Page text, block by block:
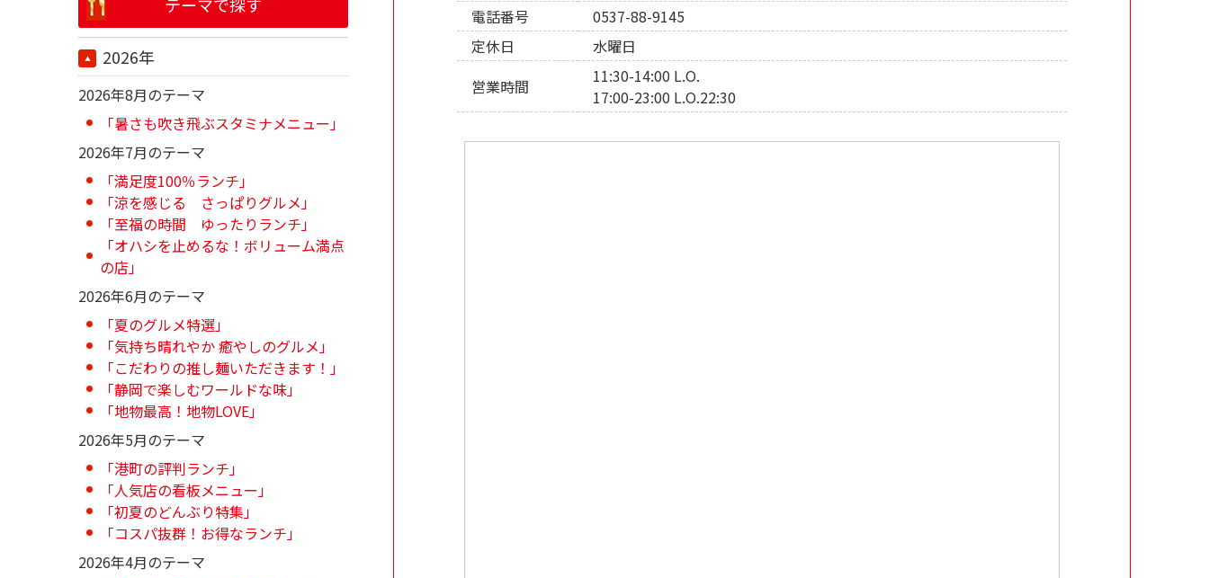
電話番号
0537-88-9145
定休日
水曜日
営業時間
11:30-14:00 L.O.
17:00-23:00 L.O.22:30
2026年
2026年8月のテーマ
「暑さも吹き飛ぶスタミナメニュー」
2026年7月のテーマ
「満足度100％ランチ」
「涼を感じる さっぱりグルメ」
「至福の時間 ゆったりランチ」
「オハシを止めるな！ボリューム満点
の店」
2026年6月のテーマ
「夏のグルメ特選」
「気持ち晴れやか 癒やしのグルメ」
「こだわりの推し麺いただきます！」
「静岡で楽しむワールドな味」
「地物最高！地物LOVE」
2026年5月のテーマ
「港町の評判ランチ」
「人気店の看板メニュー」
「初夏のどんぶり特集」
「コスパ抜群！お得なランチ」
2026年4月のテーマ